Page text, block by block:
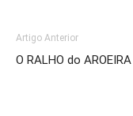
Artigo Anterior
O RALHO do AROEIRA